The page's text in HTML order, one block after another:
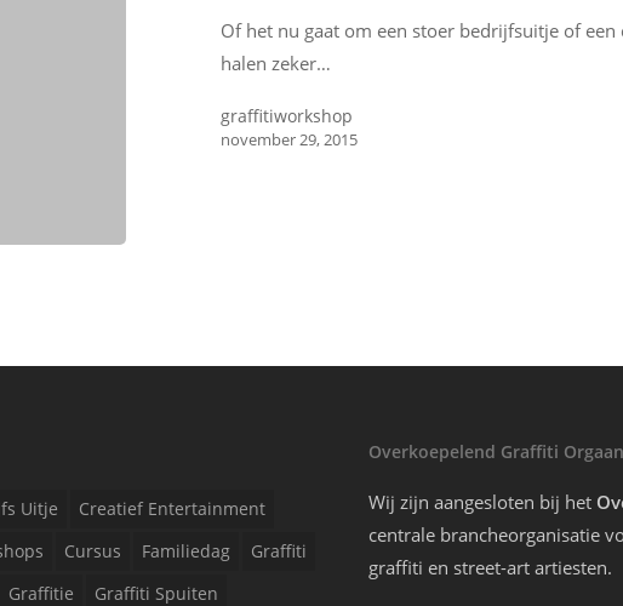
Of het nu gaat om een stoer bedrijfsuitje of
halen zeker…
graffitiworkshop
november 29, 2015
Uitje
Creatief Entertainment
Cursus Familiedag
Graffiti
Graffitie
Graffiti Spuiten
Overkoepelend Graffiti
Wij zijn aangesloten bij het
centrale brancheorganisatie
graffiti en street-art artiesten.